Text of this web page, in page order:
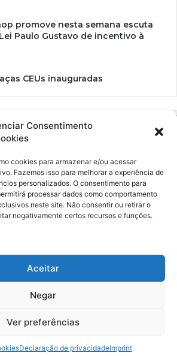
Consentimento
cookies para armazenar e/ou acessar
Fazemos isso para melhorar a experiência de
personalizados. O consentimento para
processar dados como comportamento
neste site. Não consentir ou retirar o
negativamente certos recursos e funções.
Aceitar
Negar
Ver preferências
Declaração de privacidadeImprint
promove nesta semana escuta
Paulo Gustavo de incentivo à
CEUs inauguradas
multicultural e criativa. Nossa proposta é
de ferramentas para realizadores e
de espaços criativos e culturais.
Criativas. CNPJ: 39.155.931/0001-02.
47927301. Todos os direitos Reservados.